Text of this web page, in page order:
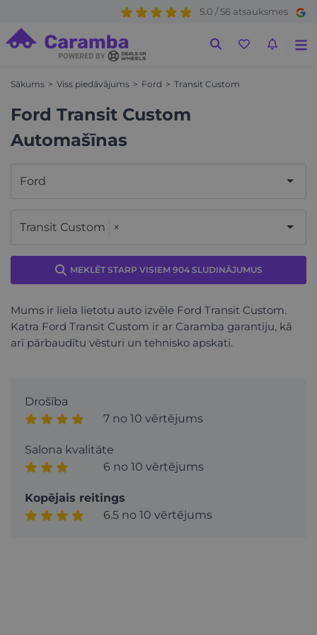
5.0 / 56 atsauksmes
Sākums Viss piedāvājums Ford Transit Custom
Ford Transit Custom
Automašīnas
Ford
Transit Custom ×
MEKLĒT STARP VISIEM 904 SLUDINĀJUMUS
Mums ir liela lietotu auto izvēle Ford Transit Custom.
Katra Ford Transit Custom ir ar Caramba garantiju, kā
arī pārbaudītu vēsturi un tehnisko apskati.
Drošība
7 no 10 vērtējums
Salona kvalitāte
6 no 10 vērtējums
Kopējais reitings
6.5 no 10 vērtējums